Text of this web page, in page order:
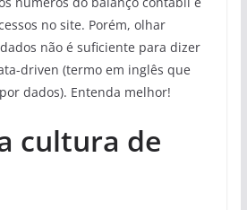
no site. Porém, olhar
não é suficiente para dizer
driven (termo em inglês que
dados). Entenda melhor!
cultura de